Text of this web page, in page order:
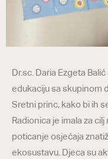
Dr.sc. Daria Ezgeta
edukaciju sa skupinom
Sretni princ, kako bi ih
Radionica je imala za
poticanje osjećaja
ekosustavu. Djeca su